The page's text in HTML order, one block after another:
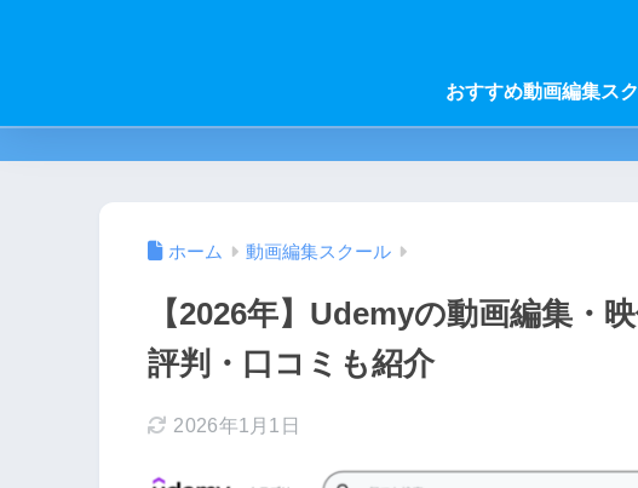
おすすめ動画編集ス
ホーム 動画編集スクール
【2026年】Udemyの動画編集・
評判・口コミも紹介
2026年1月1日